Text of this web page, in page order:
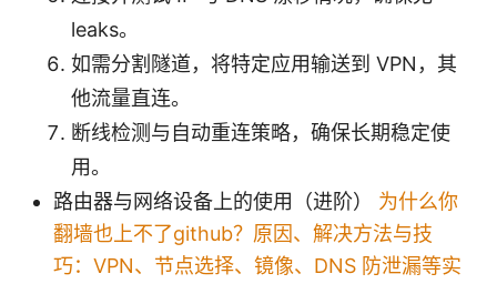
leaks。
如需分割隧道，将特定应用输送到 VPN，其
他流量直连。
断线检测与自动重连策略，确保长期稳定使
用。
路由器与网络设备上的使用（进阶） 为什么你
翻墙也上不了github？原因、解决方法与技
巧：VPN、节点选择、镜像、DNS 防泄漏等实